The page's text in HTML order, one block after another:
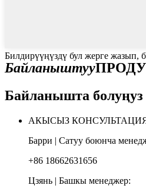
Билдирүүңүздү бул жерге жазып,
Байланыштуу
Байланышта болуңуз
АКЫСЫЗ
Барри | Сатуу боюнча
+86 18662631656
Цзянь | Башкы менеджер: